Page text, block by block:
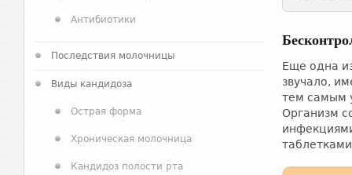
Антибиотики
Последствия молочницы
Виды кандидоза
Острая форма
Хроническая молочница
Кандидоз полости рта
Еще одна
звучало,
тем самым
Организм